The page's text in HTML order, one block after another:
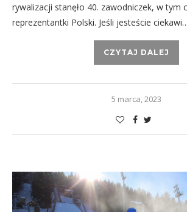
rywalizacji stanęło 40. zawodniczek, w tym
reprezentantki Polski. Jeśli jesteście
CZYTAJ DALEJ
5 marca, 2023